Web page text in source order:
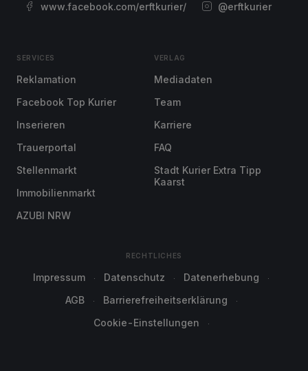
www.facebook.com/erftkurier/ @erftkurier
SERVICES
Reklamation
Facebook Top Kurier
Inserieren
Trauerportal
Stellenmarkt
Immobilienmarkt
AZUBI NRW
VERLAG
Mediadaten
Team
Karriere
FAQ
Stadt Kurier Extra Tipp
Kaarst
RECHTLICHES
Impressum Datenschutz
Datenerhebung
AGB
Barrierefreiheitserklärung
Cookie-Einstellungen